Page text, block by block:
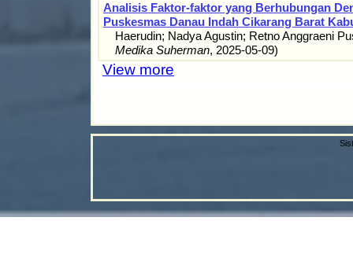
Analisis Faktor-faktor yang Berhubungan
Puskesmas Danau Indah Cikarang Barat
Haerudin; Nadya Agustin; Retno Anggraeni
Medika Suherman, 2025-05-09)
View more